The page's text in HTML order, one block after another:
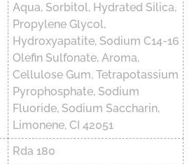
Aqua, Sorbitol, Hydrated Silica,
Propylene Glycol,
Hydroxyapatite, Sodium C14-16
Olefin Sulfonate, Aroma,
Cellulose Gum, Tetrapotassium
Pyrophosphate, Sodium
Fluoride, Sodium Saccharin,
Limonene, CI 42051
Rda 180